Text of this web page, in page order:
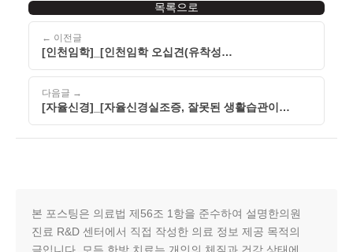
← 이전글
[인천임학]_[인천임학 오십견(유착성
관절낭염)]_[260508]
목록으로
다음글 →
[자율신경]_[자율신경실조증, 잘못된 생활습관이
자율신경 불균형을 악화시킬 수 있습니다]_[260508]
본 포스팅은 의료법 제56조 1항을 준수하여 설명한의원
진료 R&D 센터에서 직접 작성한 의료 정보 제공 목적의